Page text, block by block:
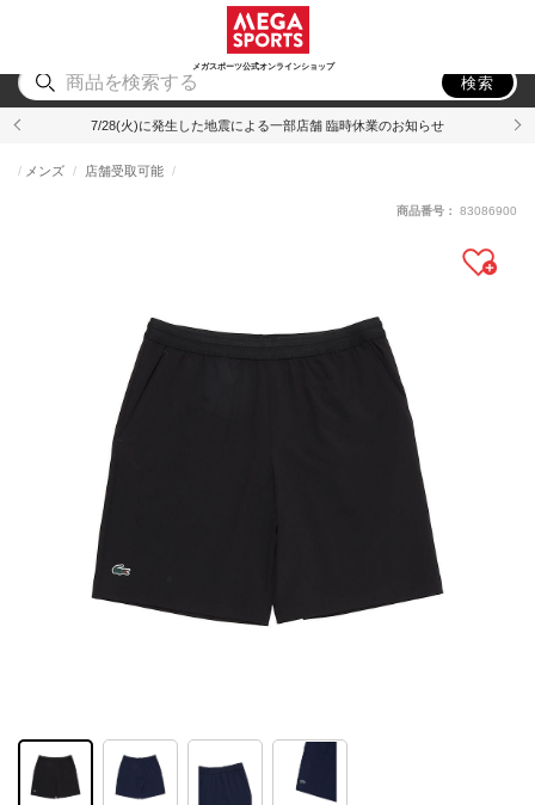
メガスポーツ公式オンラインショップ
アウトドア
検索
7/28(火)に発生した地震による一部店舗 臨時休業のお知らせ
メンズ 店舗受取可能
商品番号： 83086900